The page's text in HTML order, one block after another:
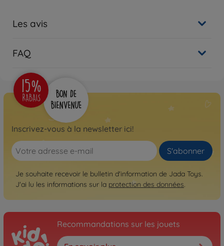
Les avis
FAQ
Inscrivez-vous à la newsletter ici!
S'abonner
Je souhaite recevoir le bulletin d'information de Jada Toys.
J'ai lu les informations sur la protection des données.
Recommandations sur les jouets